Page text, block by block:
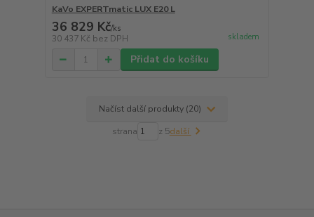
KaVo EXPERTmatic LUX E20 L
36 829 Kč/ks
30 437 Kč bez DPH skladem
Přidat do košíku
Načíst další produkty (20)
strana z 5další